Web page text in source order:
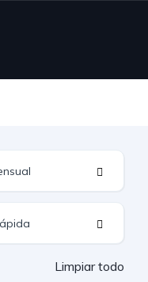
Limpiar todo